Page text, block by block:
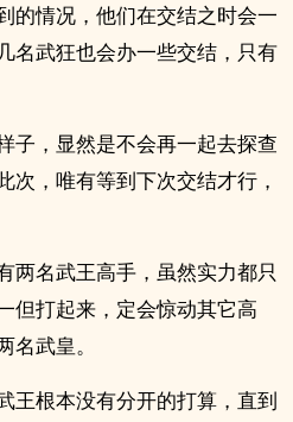
的情况，他们在交结之时会一
名武狂也会办一些交结，只有
子，显然是不会再一起去探查
次，唯有等到下次交结才行，
两名武王高手，虽然实力都只
但打起来，定会惊动其它高
武皇。
王根本没有分开的打算，直到